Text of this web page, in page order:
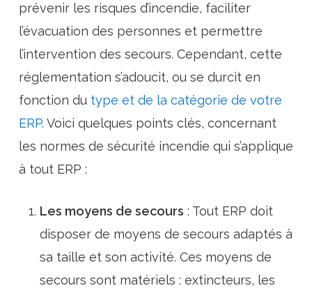
prévenir les risques d’incendie, faciliter
l’évacuation des personnes et permettre
l’intervention des secours. Cependant, cette
réglementation s’adoucit, ou se durcit en
fonction du type et de la catégorie de votre
ERP. Voici quelques points clés, concernant
les normes de sécurité incendie qui s’applique
à tout ERP :
Les moyens de secours : Tout ERP doit
disposer de moyens de secours adaptés à
sa taille et son activité. Ces moyens de
secours sont matériels : extincteurs, les